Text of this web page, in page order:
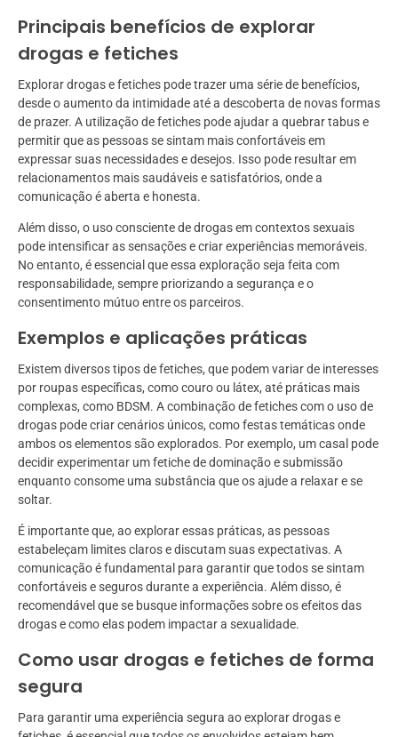
Principais benefícios de explorar
drogas e fetiches
Explorar drogas e fetiches pode trazer uma série de benefícios,
desde o aumento da intimidade até a descoberta de novas formas
de prazer. A utilização de fetiches pode ajudar a quebrar tabus e
permitir que as pessoas se sintam mais confortáveis em
expressar suas necessidades e desejos. Isso pode resultar em
relacionamentos mais saudáveis e satisfatórios, onde a
comunicação é aberta e honesta.
Além disso, o uso consciente de drogas em contextos sexuais
pode intensificar as sensações e criar experiências memoráveis.
No entanto, é essencial que essa exploração seja feita com
responsabilidade, sempre priorizando a segurança e o
consentimento mútuo entre os parceiros.
Exemplos e aplicações práticas
Existem diversos tipos de fetiches, que podem variar de interesses
por roupas específicas, como couro ou látex, até práticas mais
complexas, como BDSM. A combinação de fetiches com o uso de
drogas pode criar cenários únicos, como festas temáticas onde
ambos os elementos são explorados. Por exemplo, um casal pode
decidir experimentar um fetiche de dominação e submissão
enquanto consome uma substância que os ajude a relaxar e se
soltar.
É importante que, ao explorar essas práticas, as pessoas
estabeleçam limites claros e discutam suas expectativas. A
comunicação é fundamental para garantir que todos se sintam
confortáveis e seguros durante a experiência. Além disso, é
recomendável que se busque informações sobre os efeitos das
drogas e como elas podem impactar a sexualidade.
Como usar drogas e fetiches de forma
segura
Para garantir uma experiência segura ao explorar drogas e